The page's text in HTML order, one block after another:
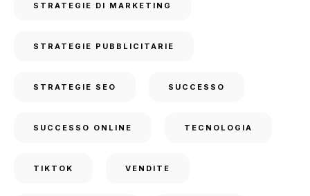
STRATEGIE DI MARKETING
STRATEGIE PUBBLICITARIE
STRATEGIE SEO SUCCESSO
SUCCESSO ONLINE TECNOLOGIA
TIKTOK VENDITE